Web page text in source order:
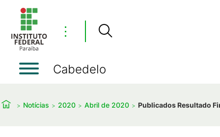
⋮
Cabedelo
Notícias 2020 Abril de 2020 Publicados Resultado